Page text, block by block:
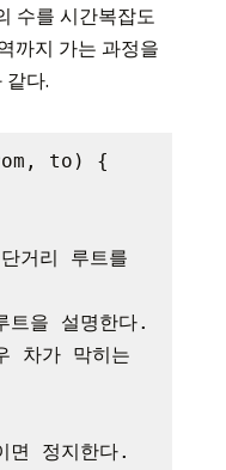
수를 시간복잡도
까지 가는 과정을
다.
to) {